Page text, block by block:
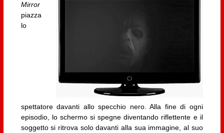
Mirror
piazza
lo
spettatore davanti allo specchio nero. Alla fine di ogni
episodio, lo schermo si spegne diventando riflettente e il
soggetto si ritrova solo davanti alla sua immagine, al suo